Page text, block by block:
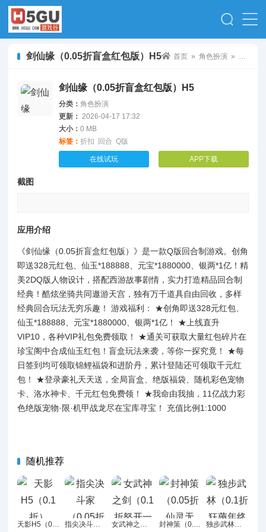
剑仙缘（0.05折盲盒红包版）H5 首页 » 角色扮演 » 剑仙缘（0.05折盲盒红包版）H5
剑仙缘（0.05折盲盒红包版）H5
分类： 角色扮演
更新： 2026-04-17 17:32
大小： 0 MB
标签： 折扣 回合 Q版
在线试玩 APP下载
截图
应用介绍
《剑仙缘（0.05折盲盒红包版）》是一款Q版回合制游戏。创角
即送328元红包、仙玉*188888、元宝*1880000、银两*1亿！精
美2DQ版人物设计，搭配西游故事剧情，实力打造精品回合制
经典！酷炫坐骑共同遨游天宫，独有万千道具自由回收，多样
经典回合玩法无穷乐趣！ 游戏福利： ★创角即送328元红包、
仙玉*188888、元宝*1880000、银两*1亿！ ★上线直升
VIP10，各种VIP礼包免费领取！ ★通关可获取大量红包碎片在
珍宝阁中合成仙玉红包！盲盒玩法来袭，等你一探究竟！ ★每
日签到均可领取锦鲤福袋和进阶丹，累计登陆还可领取千元红
包！ ★登录豪礼天天送，全局盲盒、绝版福袋、随机彩色宠物
卡、洛水神卡、千元红包免费领！ ★我命由我抽，11亿战力彩
色绝版宠物·限·机甲战龙尽在宝库寻宝！ 充值比例1:1000
随机推荐
指尖决斗家（0.05折开箱出金）H5